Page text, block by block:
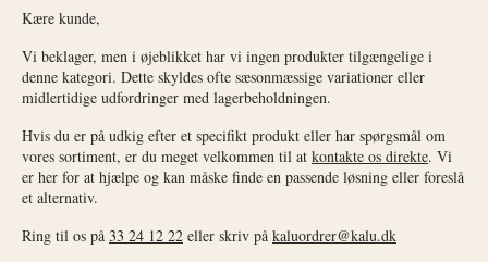
Kære kunde,
Vi beklager, men i øjeblikket har vi ingen produkter tilgængelige i
denne kategori. Dette skyldes ofte sæsonmæssige variationer eller
midlertidige udfordringer med lagerbeholdningen.
Hvis du er på udkig efter et specifikt produkt eller har spørgsmål om
vores sortiment, er du meget velkommen til at kontakte os direkte. Vi
er her for at hjælpe og kan måske finde en passende løsning eller foreslå
et alternativ.
Ring til os på 33 24 12 22 eller skriv på kaluordrer@kalu.dk